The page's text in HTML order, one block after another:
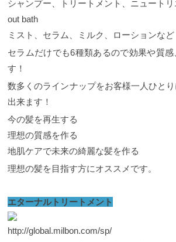
シャンプー、トリートメント、ニュートリ
out bath
ミスト、セラム、ミルク、ローションなど
セラムだけでも6種類あるので効果や質
す！
数多くのラインナップをお客様一人ひと
出来ます！
今の髪を再生する
理想の質感を作る
地肌ケアで未来の綺麗な髪を作る
理想の髪を目指す方にオススメです。
エターナルトリートメント
http://global.milbon.com/sp/